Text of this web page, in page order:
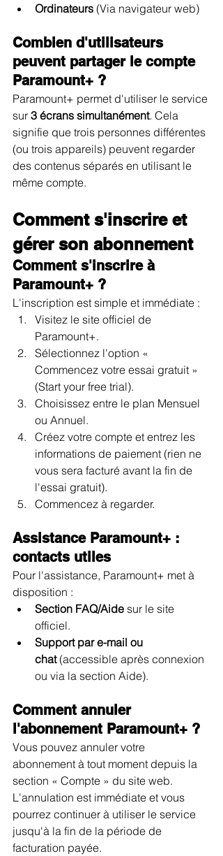
Ordinateurs (Via navigateur web)
Combien d'utilisateurs
peuvent partager le compte
Paramount+ ?
Paramount+ permet d'utiliser le service
sur 3 écrans simultanément. Cela
signifie que trois personnes différentes
(ou trois appareils) peuvent regarder
des contenus séparés en utilisant le
même compte.
Comment s'inscrire et
gérer son abonnement
Comment s'inscrire à
Paramount+ ?
L'inscription est simple et immédiate :
Visitez le site officiel de
Paramount+.
Sélectionnez l'option «
Commencez votre essai gratuit »
(Start your free trial).
Choisissez entre le plan Mensuel
ou Annuel.
Créez votre compte et entrez les
informations de paiement (rien ne
vous sera facturé avant la fin de
l'essai gratuit).
Commencez à regarder.
Assistance Paramount+ :
contacts utiles
Pour l'assistance, Paramount+ met à
disposition :
Section FAQ/Aide sur le site
officiel.
Support par e-mail ou
chat (accessible après connexion
ou via la section Aide).
Comment annuler
l'abonnement Paramount+ ?
Vous pouvez annuler votre
abonnement à tout moment depuis la
section « Compte » du site web.
L'annulation est immédiate et vous
pourrez continuer à utiliser le service
jusqu'à la fin de la période de
facturation payée.